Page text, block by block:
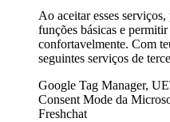
Ao aceitar esses
funções básicas e
confortavelmente. Com
seguintes serviços de
Google Tag Manager,
Consent Mode da
Freshchat